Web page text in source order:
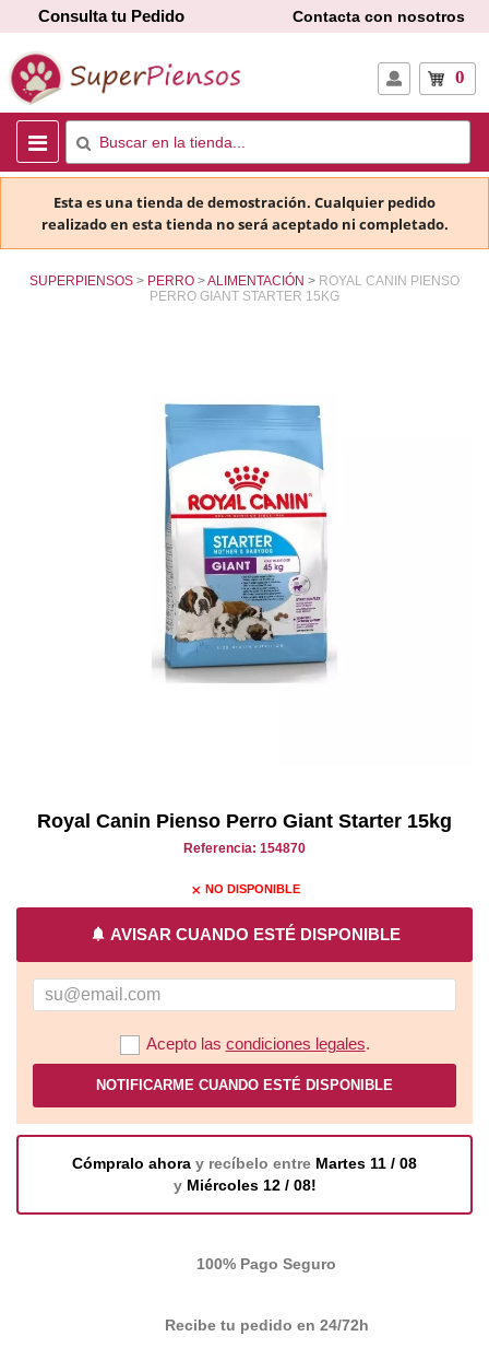
Consulta tu Pedido Contacta con nosotros
0
Esta es una tienda de demostración. Cualquier pedido
realizado en esta tienda no será aceptado ni completado.
SUPERPIENSOS PERRO ALIMENTACIÓN
ROYAL CANIN PIENSO
PERRO GIANT STARTER 15KG
Royal Canin Pienso Perro Giant Starter 15kg
Referencia: 154870
close NO DISPONIBLE
notifications AVISAR CUANDO ESTÉ DISPONIBLE
Acepto las condiciones legales.
NOTIFICARME CUANDO ESTÉ DISPONIBLE
Cómpralo ahora y recíbelo entre Martes 11 / 08
y Miércoles 12 / 08!
100% Pago Seguro
Recibe tu pedido en 24/72h